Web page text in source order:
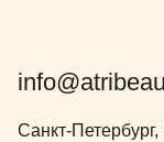
Санкт-